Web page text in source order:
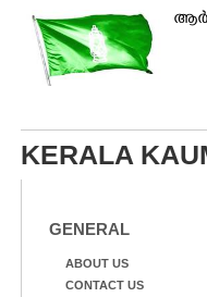
KERALA
GENERAL
ABOUT US
CONTACT US